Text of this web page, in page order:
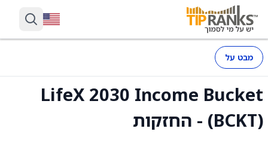
מבט על
LifeX 2030 Income Bucket
(BCKT) - החזקות